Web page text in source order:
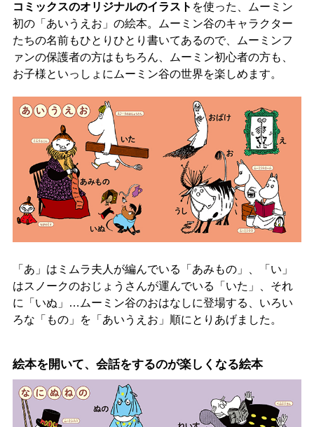
コミックスのオリジナルのイラスト を使った、ムーミン
初の「あいうえお」の絵本。ムーミン谷のキャラクター
たちの名前もひとりひとり書いてあるので、ムーミンフ
ァンの保護者の方はもちろん、ムーミン初心者の方も、
お子様といっしょにムーミン谷の世界を楽しめます。
「あ」はミムラ夫人が編んでいる「あみもの」、「い」
はスノークのおじょうさんが運んでいる「いた」、それ
に「いぬ」…ムーミン谷のおはなしに登場する、いろい
ろな「もの」を「あいうえお」順にとりあげました。
絵本を開いて、会話をするのが楽しくなる絵本